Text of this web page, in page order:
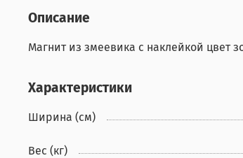
Описание
Магнит из змеевика с наклейкой цвет
Характеристики
Ширина (см)
Вес (кг)